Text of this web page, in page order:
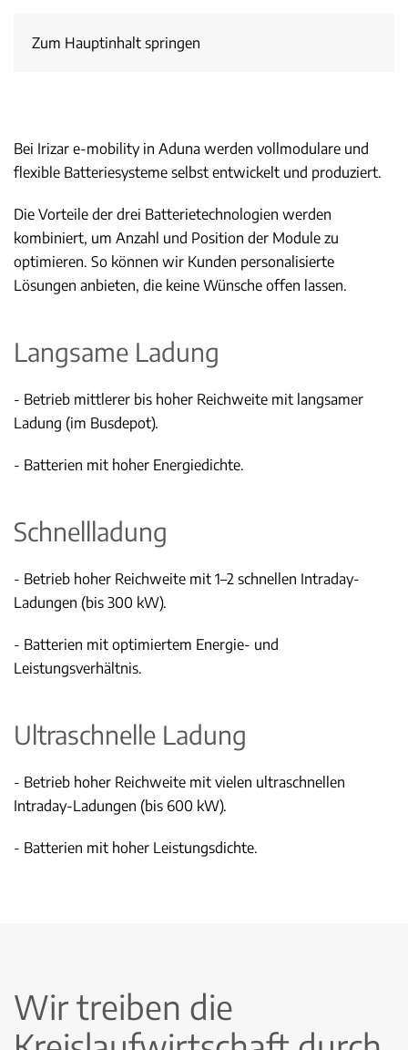
Zum Hauptinhalt springen
Bei Irizar e-mobility in Aduna werden vollmodulare und
flexible Batteriesysteme selbst entwickelt und produziert.
Die Vorteile der drei Batterietechnologien werden
kombiniert, um Anzahl und Position der Module zu
optimieren. So können wir Kunden personalisierte
Lösungen anbieten, die keine Wünsche offen lassen.
Langsame Ladung
- Betrieb mittlerer bis hoher Reichweite mit langsamer
Ladung (im Busdepot).
- Batterien mit hoher Energiedichte.
Schnellladung
- Betrieb hoher Reichweite mit 1–2 schnellen Intraday-
Ladungen (bis 300 kW).
- Batterien mit optimiertem Energie- und
Leistungsverhältnis.
Ultraschnelle Ladung
- Betrieb hoher Reichweite mit vielen ultraschnellen
Intraday-Ladungen (bis 600 kW).
- Batterien mit hoher Leistungsdichte.
Wir treiben die